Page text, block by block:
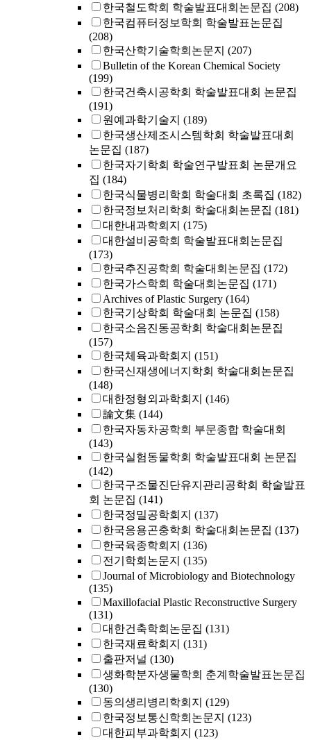
한국철도학회 학술발표대회논문집 (208)
한국컴퓨터정보학회 학술발표논문집
(208)
한국산학기술학회논문지 (207)
Bulletin of the Korean Chemical Society
(199)
한국건축시공학회 학술발표대회 논문집
(191)
원예과학기술지 (189)
한국생산제조시스템학회 학술발표대회
논문집 (187)
한국자기학회 학술연구발표회 논문개요
집 (184)
한국식물병리학회 학술대회 초록집 (182)
한국정보처리학회 학술대회논문집 (181)
대한내과학회지 (175)
대한설비공학회 학술발표대회논문집
(173)
한국추진공학회 학술대회논문집 (172)
한국가스학회 학술대회논문집 (171)
Archives of Plastic Surgery (164)
한국기상학회 학술대회 논문집 (158)
한국소음진동공학회 학술대회논문집
(157)
한국체육과학회지 (151)
한국신재생에너지학회 학술대회논문집
(148)
대한정형외과학회지 (146)
論文集 (144)
한국자동차공학회 부문종합 학술대회
(143)
한국실험동물학회 학술발표대회 논문집
(142)
한국구조물진단유지관리공학회 학술발표
회 논문집 (141)
한국정밀공학회지 (137)
한국응용곤충학회 학술대회논문집 (137)
한국육종학회지 (136)
전기학회논문지 (135)
Journal of Microbiology and Biotechnology
(135)
Maxillofacial Plastic Reconstructive Surgery
(131)
대한건축학회논문집 (131)
한국재료학회지 (131)
출판저널 (130)
생화학분자생물학회 춘계학술발표논문집
(130)
동의생리병리학회지 (129)
한국정보통신학회논문지 (123)
대한피부과학회지 (123)